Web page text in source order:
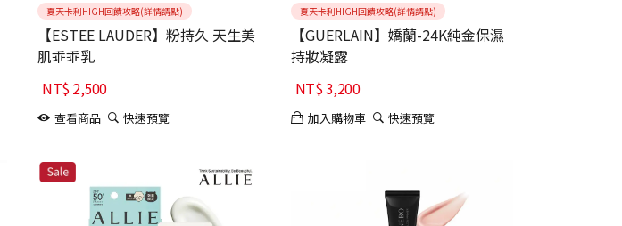
夏天卡利HIGH回饋攻略(詳情請點)
【ESTEE LAUDER】粉持久 天生美
肌乖乖乳
NT$2,500
查看商品 快速預覽
夏天卡利HIGH回饋攻略(詳情請點)
【GUERLAIN】嬌蘭-24K純金保濕
持妝凝露
NT$3,200
加入購物車 快速預覽